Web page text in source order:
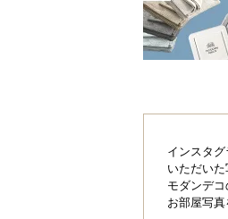
さま
インスタ
いただいた
モダンデ
お部屋写真